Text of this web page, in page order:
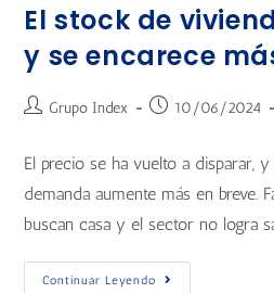
El stock de
y se encarece
Grupo Index 10/06/2024
El precio se ha vuelto a disparar,
demanda aumente más en breve.
buscan casa y el sector no logra
Continuar Leyendo